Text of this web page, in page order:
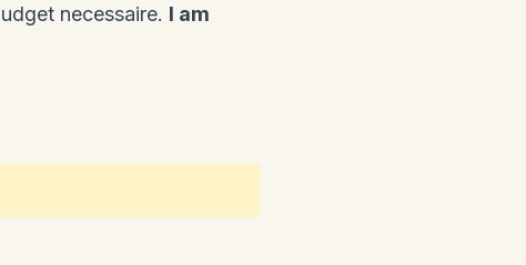
necessaire. I am